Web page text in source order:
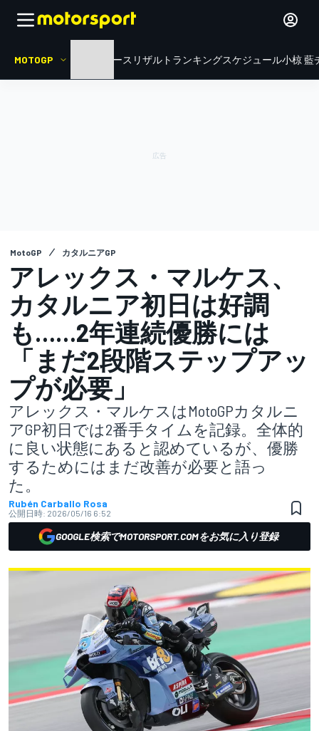
MOTOGP ニュース リザルト ランキングスケジュール小椋 藍
MotoGP カタルニアGP
アレックス・マルケス、
カタルニア初日は好調
も……2年連続優勝には
「まだ2段階ステップアッ
プが必要」
アレックス・マルケスはMotoGPカタルニ
アGP初日では2番手タイムを記録。全体的
に良い状態にあると認めているが、優勝
するためにはまだ改善が必要と語っ
た。
Rubén Carballo Rosa
公開日時: 2026/05/16 6:52
GOOGLE検索でMOTORSPORT.COMをお気に入り登録